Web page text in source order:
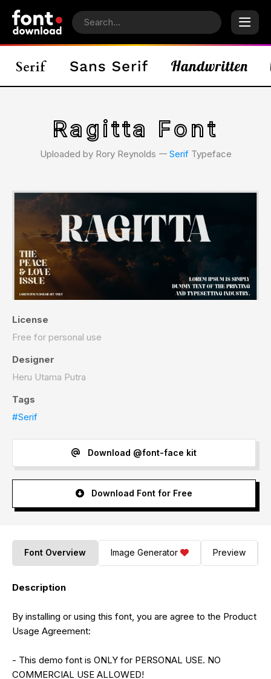
Ragitta Font
Uploaded by Rory Reynolds 𑁋 SerifTypeface
License
Free for personal use
Designer
Heru Utama Putra
Tags
#Serif
Download @font-face kit
Download Font for Free
Font Overview Image Generator Preview
Description
By installing or using this font, you are agree to the Product
Usage Agreement:
- This demo font is ONLY for PERSONAL USE. NO
COMMERCIAL USE ALLOWED!